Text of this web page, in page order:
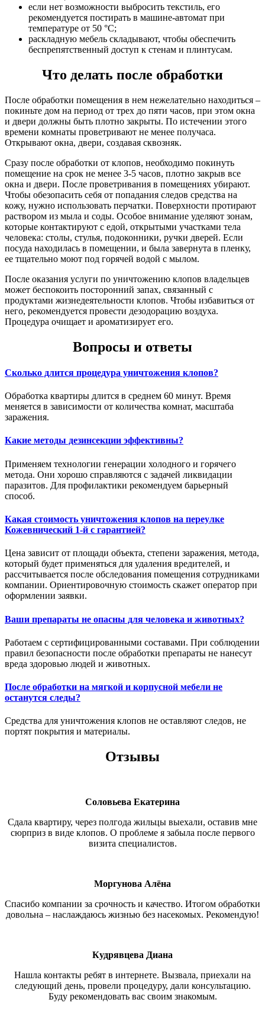
если нет возможности выбросить текстиль, его
рекомендуется постирать в машине-автомат при
температуре от 50 °C;
раскладную мебель складывают, чтобы обеспечить
беспрепятственный доступ к стенам и плинтусам.
Что делать после обработки
После обработки помещения в нем нежелательно находиться –
покиньте дом на период от трех до пяти часов, при этом окна
и двери должны быть плотно закрыты. По истечении этого
времени комнаты проветривают не менее получаса.
Открывают окна, двери, создавая сквозняк.
Сразу после обработки от клопов, необходимо покинуть
помещение на срок не менее 3-5 часов, плотно закрыв все
окна и двери. После проветривания в помещениях убирают.
Чтобы обезопасить себя от попадания следов средства на
кожу, нужно использовать перчатки. Поверхности протирают
раствором из мыла и соды. Особое внимание уделяют зонам,
которые контактируют с едой, открытыми участками тела
человека: столы, стулья, подоконники, ручки дверей. Если
посуда находилась в помещении, и была завернута в пленку,
ее тщательно моют под горячей водой с мылом.
После оказания услуги по уничтожению клопов владельцев
может беспокоить посторонний запах, связанный с
продуктами жизнедеятельности клопов. Чтобы избавиться от
него, рекомендуется провести дезодорацию воздуха.
Процедура очищает и ароматизирует его.
Вопросы и ответы
Сколько длится процедура уничтожения клопов?
Обработка квартиры длится в среднем 60 минут. Время
меняется в зависимости от количества комнат, масштаба
заражения.
Какие методы дезинсекции эффективны?
Применяем технологии генерации холодного и горячего
метода. Они хорошо справляются с задачей ликвидации
паразитов. Для профилактики рекомендуем барьерный
способ.
Какая стоимость уничтожения клопов на переулке
Кожевнический 1-й с гарантией?
Цена зависит от площади объекта, степени заражения, метода,
который будет применяться для удаления вредителей, и
рассчитывается после обследования помещения сотрудниками
компании. Ориентировочную стоимость скажет оператор при
оформлении заявки.
Ваши препараты не опасны для человека и животных?
Работаем с сертифицированными составами. При соблюдении
правил безопасности после обработки препараты не нанесут
вреда здоровью людей и животных.
После обработки на мягкой и корпусной мебели не
останутся следы?
Средства для уничтожения клопов не оставляют следов, не
портят покрытия и материалы.
Отзывы
Соловьева Екатерина
Сдала квартиру, через полгода жильцы выехали, оставив мне
сюрприз в виде клопов. О проблеме я забыла после первого
визита специалистов.
Моргунова Алёна
Спасибо компании за срочность и качество. Итогом обработки
довольна – наслаждаюсь жизнью без насекомых. Рекомендую!
Кудрявцева Диана
Нашла контакты ребят в интернете. Вызвала, приехали на
следующий день, провели процедуру, дали консультацию.
Буду рекомендовать вас своим знакомым.